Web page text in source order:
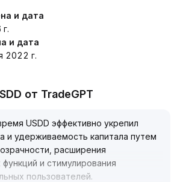
и дата
и дата
2022 г.
от TradeGPT
USDD эффективно укрепил
и удерживаемость капитала путем
расширения
и стимулирования
пользователей.